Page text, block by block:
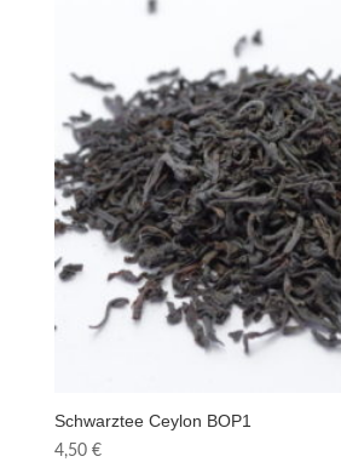
Schwarztee Ceylon BOP1
4,50 €